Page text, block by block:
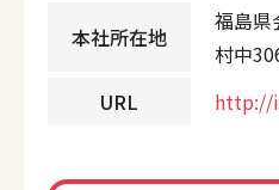
本社所在地
福島県
村中
URL
http://